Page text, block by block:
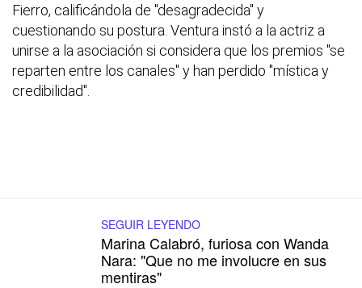
Fierro, calificándola de "desagradecida" y
cuestionando su postura. Ventura instó a la actriz a
unirse a la asociación si considera que los premios "se
reparten entre los canales" y han perdido "mística y
credibilidad".
SEGUIR LEYENDO
Marina Calabró, furiosa con Wanda
Nara: "Que no me involucre en sus
mentiras"